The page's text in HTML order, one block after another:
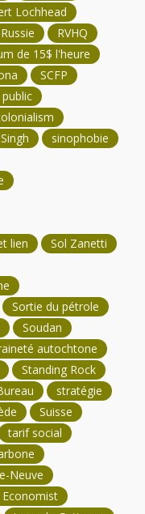
Lochhead
Russie
RVHQ
de 15$ l'heure
SCFP
Singh
sinophobie
lien
Sol Zanetti
Sortie du pétrole
Soudan
autochtone
Standing Rock
stratégie
Suisse
tarif social
Neuve
Economist